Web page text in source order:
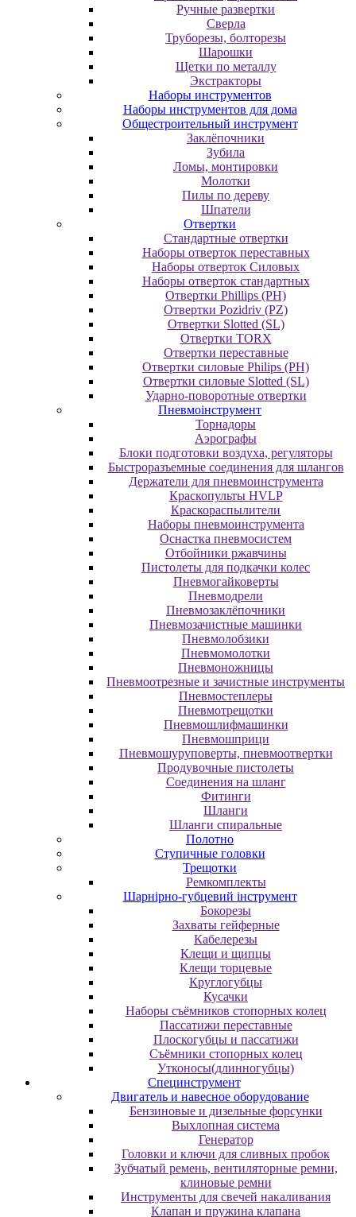
Ручные развертки
Сверла
Труборезы, болторезы
Шарошки
Щетки по металлу
Экcтpaктopы
Наборы инструментов
Наборы инструментов для дома
Общестроительный инструмент
Заклёпочники
Зубила
Ломы, монтировки
Молотки
Пилы по дереву
Шпатели
Отвертки
Cтандартные отвертки
Наборы отверток переставных
Наборы отверток Силовых
Наборы отверток стандартных
Отвертки Phillips (PH)
Отвертки Pozidriv (PZ)
Отвертки Slotted (SL)
Отвертки TORX
Отвертки переставные
Отвертки силовые Philips (PH)
Отвертки силовые Slotted (SL)
Ударно-поворотные отвертки
Пневмоінструмент
Topнaдopы
Аэрографы
Блоки подготовки воздуха, регуляторы
Быстроразъемные соединения для шлангов
Держатели для пневмоинструмента
Краскопульты HVLP
Краскораспылители
Наборы пневмоинструмента
Оснастка пневмосистем
Отбойники ржавчины
Пистолеты для подкачки колес
Пневмогайковерты
Пневмодрели
Пневмозаклёпочники
Пневмозачистные машинки
Пневмолобзики
Пневмомолотки
Пневмоножницы
Пневмоотрезные и зачистные инструменты
Пневмостеплеры
Пневмотрещотки
Пневмошлифмашинки
Пневмошприци
Пневмошуруповерты, пневмоотвертки
Продувочные пистолеты
Соединения на шланг
Фитинги
Шланги
Шланги спиральные
Полотно
Ступичные головки
Трещотки
Ремкомплекты
Шарнірно-губцевий інструмент
Бокорезы
Захваты гейферные
Кабелерезы
Клещи и щипцы
Клещи торцевые
Круглогубцы
Кусачки
Наборы съёмников стопорных колец
Пассатижи переставные
Плоскогубцы и пассатижи
Съёмники стопорных колец
Утконосы(длинногубцы)
Специнструмент
Двигатель и навесное оборудование
Бензиновые и дизельные форсунки
Выхлопная система
Генератор
Головки и ключи для сливных пробок
Зубчатый ремень, вентиляторные ремни,
клиновые ремни
Инструменты для свечей накаливания
Клапан и пружина клапана